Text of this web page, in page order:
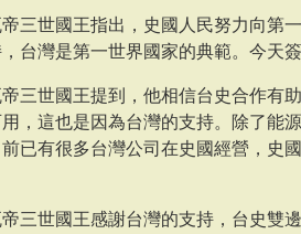
三世國王指出，史國人民努力向第
台灣是第一世界國家的典範。今天
三世國王提到，他相信台史合作有
，這也是因為台灣的支持。除了能
已有很多台灣公司在史國經營，史
三世國王感謝台灣的支持，台史雙